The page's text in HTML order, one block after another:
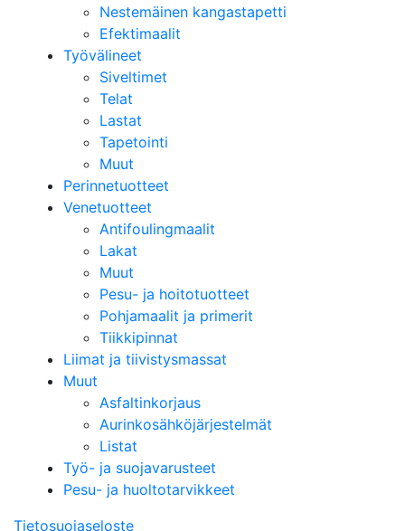
Nestemäinen kangastapetti
Efektimaalit
Työvälineet
Siveltimet
Telat
Lastat
Tapetointi
Muut
Perinnetuotteet
Venetuotteet
Antifoulingmaalit
Lakat
Muut
Pesu- ja hoitotuotteet
Pohjamaalit ja primerit
Tiikkipinnat
Liimat ja tiivistysmassat
Muut
Asfaltinkorjaus
Aurinkosähköjärjestelmät
Listat
Työ- ja suojavarusteet
Pesu- ja huoltotarvikkeet
Tietosuojaseloste